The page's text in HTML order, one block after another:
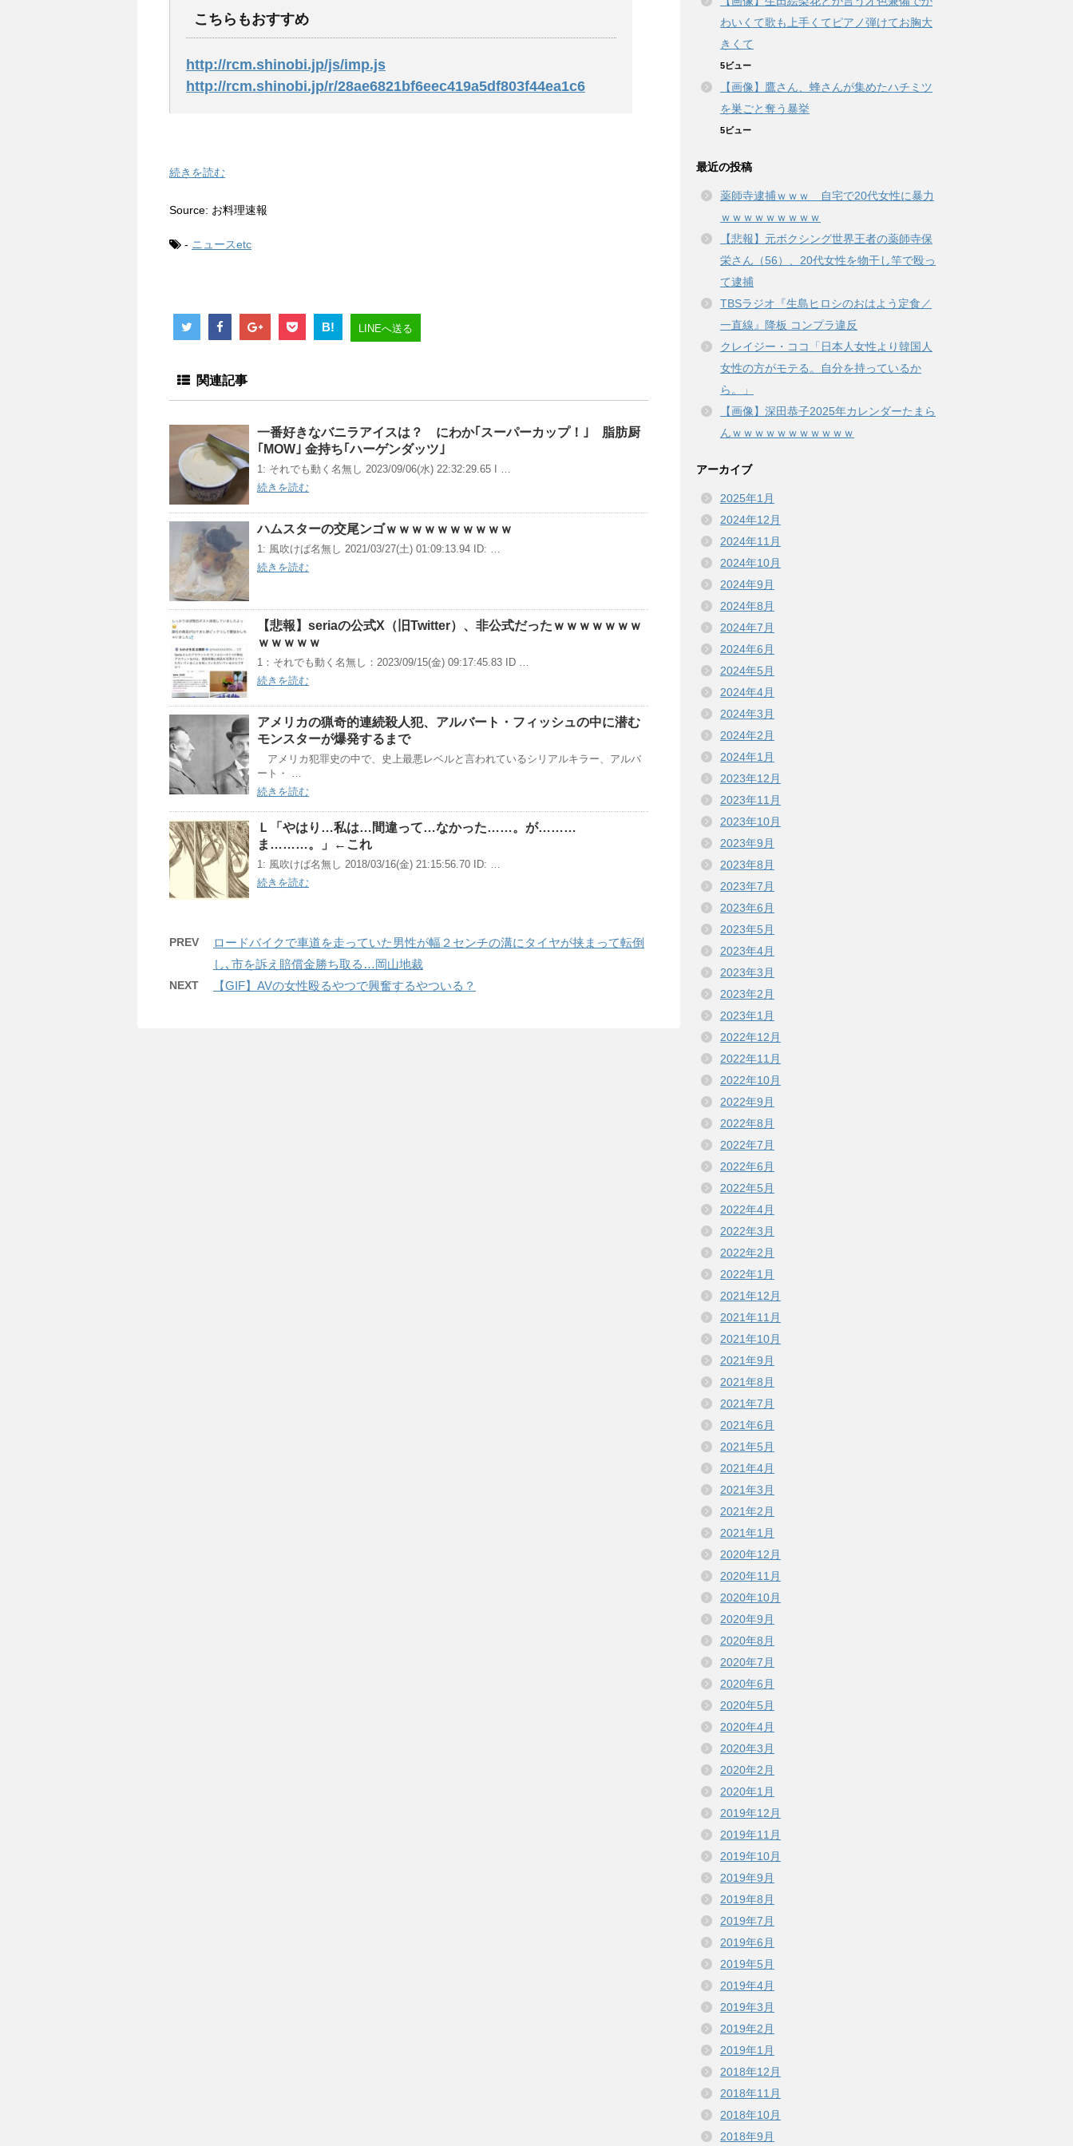
こちらもおすすめ
http://rcm.shinobi.jp/js/imp.js
http://rcm.shinobi.jp/r/28ae6821bf6eec419a5df803f44ea1c6
続きを読む
Source: お料理速報
- ニュースetc
B! LINEへ送る
関連記事
一番好きなバニラアイスは？ にわか｢スーパーカップ！｣ 脂肪厨
｢MOW｣ 金持ち｢ハーゲンダッツ｣
1: それでも動く名無し 2023/09/06(水) 22:32:29.65 I …
続きを読む
ハムスターの交尾ンゴｗｗｗｗｗｗｗｗｗｗ
1: 風吹けば名無し 2021/03/27(土) 01:09:13.94 ID: …
続きを読む
【悲報】seriaの公式X（旧Twitter）、非公式だったｗｗｗｗｗｗｗ
ｗｗｗｗｗ
1：それでも動く名無し：2023/09/15(金) 09:17:45.83 ID …
続きを読む
アメリカの猟奇的連続殺人犯、アルバート・フィッシュの中に潜む
モンスターが爆発するまで
アメリカ犯罪史の中で、史上最悪レベルと言われているシリアルキラー、アルバ
ート・ …
続きを読む
Ｌ「やはり…私は…間違って…なかった……。が………
ま………。」←これ
1: 風吹けば名無し 2018/03/16(金) 21:15:56.70 ID: …
続きを読む
PREV
ロードバイクで車道を走っていた男性が幅２センチの溝にタイヤが挟まって転倒
し､市を訴え賠償金勝ち取る…岡山地裁
NEXT 【GIF】AVの女性殴るやつで興奮するやついる？
わいくて歌も上手くてピアノ弾けてお胸大
きくて
5ビュー
【画像】鷹さん、蜂さんが集めたハチミツ
を巣ごと奪う暴挙
5ビュー
最近の投稿
薬師寺逮捕ｗｗｗ 自宅で20代女性に暴力
ｗｗｗｗｗｗｗｗｗ
【悲報】元ボクシング世界王者の薬師寺保
栄さん（56）、20代女性を物干し竿で殴っ
て逮捕
TBSラジオ『生島ヒロシのおはよう定食／
一直線』降板 コンプラ違反
クレイジー・ココ「日本人女性より韓国人
女性の方がモテる。自分を持っているか
ら。」
【画像】深田恭子2025年カレンダーたまら
んｗｗｗｗｗｗｗｗｗｗｗ
アーカイブ
2025年1月
2024年12月
2024年11月
2024年10月
2024年9月
2024年8月
2024年7月
2024年6月
2024年5月
2024年4月
2024年3月
2024年2月
2024年1月
2023年12月
2023年11月
2023年10月
2023年9月
2023年8月
2023年7月
2023年6月
2023年5月
2023年4月
2023年3月
2023年2月
2023年1月
2022年12月
2022年11月
2022年10月
2022年9月
2022年8月
2022年7月
2022年6月
2022年5月
2022年4月
2022年3月
2022年2月
2022年1月
2021年12月
2021年11月
2021年10月
2021年9月
2021年8月
2021年7月
2021年6月
2021年5月
2021年4月
2021年3月
2021年2月
2021年1月
2020年12月
2020年11月
2020年10月
2020年9月
2020年8月
2020年7月
2020年6月
2020年5月
2020年4月
2020年3月
2020年2月
2020年1月
2019年12月
2019年11月
2019年10月
2019年9月
2019年8月
2019年7月
2019年6月
2019年5月
2019年4月
2019年3月
2019年2月
2019年1月
2018年12月
2018年11月
2018年10月
2018年9月